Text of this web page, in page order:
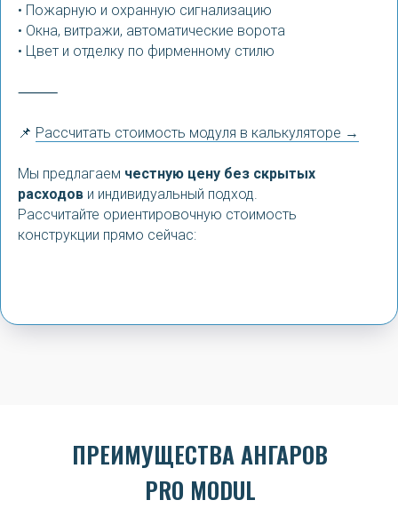
• Пожарную и охранную сигнализацию
• Окна, витражи, автоматические ворота
• Цвет и отделку по фирменному стилю
⸻
📌 Рассчитать стоимость модуля в калькуляторе →
Мы предлагаем честную цену без скрытых
расходов и индивидуальный подход.
Рассчитайте ориентировочную стоимость
конструкции прямо сейчас:
ПРЕИМУЩЕСТВА АНГАРОВ
PRO MODUL